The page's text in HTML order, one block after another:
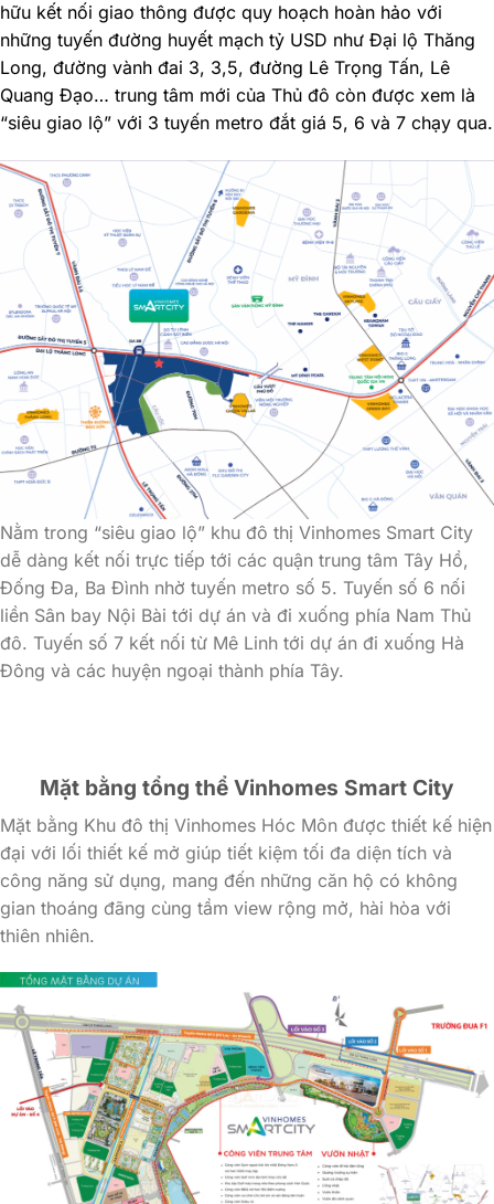
hữu kết nối giao thông được quy hoạch hoàn hảo với
những tuyến đường huyết mạch tỷ USD như Đại lộ Thăng
Long, đường vành đai 3, 3,5, đường Lê Trọng Tấn, Lê
Quang Đạo… trung tâm mới của Thủ đô còn được xem là
“siêu giao lộ” với 3 tuyến metro đắt giá 5, 6 và 7 chạy qua.
Nằm trong “siêu giao lộ” khu đô thị Vinhomes Smart City
dễ dàng kết nối trực tiếp tới các quận trung tâm Tây Hồ,
Đống Đa, Ba Đình nhờ tuyến metro số 5. Tuyến số 6 nối
liền Sân bay Nội Bài tới dự án và đi xuống phía Nam Thủ
đô. Tuyến số 7 kết nối từ Mê Linh tới dự án đi xuống Hà
Đông và các huyện ngoại thành phía Tây.
Mặt bằng tổng thể Vinhomes Smart City
Mặt bằng Khu đô thị Vinhomes Hóc Môn được thiết kế hiện
đại với lối thiết kế mở giúp tiết kiệm tối đa diện tích và
công năng sử dụng, mang đến những căn hộ có không
gian thoáng đãng cùng tầm view rộng mở, hài hòa với
thiên nhiên.